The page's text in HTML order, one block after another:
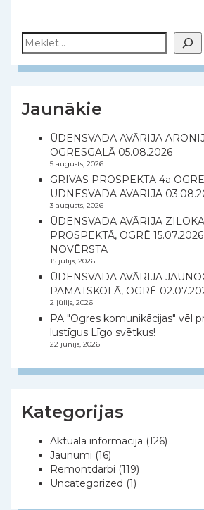
Meklēt
Jaunākie
ŪDENSVADA AVĀRIJA
OGRESGALĀ 05.08.2026
5 augusts, 2026
GRĪVAS PROSPEKTĀ 4a
ŪDNESVADA AVĀRIJA
3 augusts, 2026
ŪDENSVADA AVĀRIJA
PROSPEKTĀ, OGRĒ
NOVĒRSTA
15 jūlijs, 2026
ŪDENSVADA AVĀRIJA
PAMATSKOLĀ, OGRĒ
2 jūlijs, 2026
PA "Ogres komunikācijas" vēl
lustīgus Līgo svētkus!
22 jūnijs, 2026
Kategorijas
Aktuālā informācija (126)
Jaunumi (16)
Remontdarbi (119)
Uncategorized (1)